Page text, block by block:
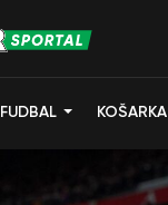
FUDBAL KOŠARKA